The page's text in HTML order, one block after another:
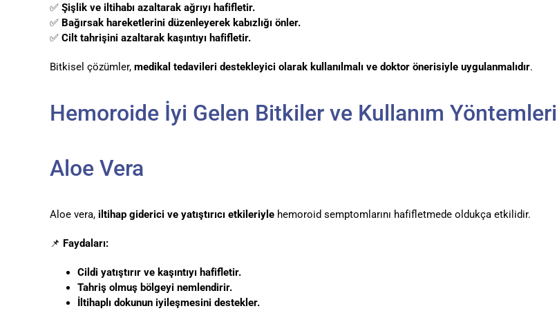
✅ Şişlik ve iltihabı azaltarak ağrıyı hafifletir.
✅ Bağırsak hareketlerini düzenleyerek kabızlığı önler.
✅ Cilt tahrişini azaltarak kaşıntıyı hafifletir.
Bitkisel çözümler, medikal tedavileri destekleyici olarak kullanılmalı ve doktor önerisiyle uygulanmalıdır.
Hemoroide İyi Gelen Bitkiler ve Kullanım Yöntemleri
Aloe Vera
Aloe vera, iltihap giderici ve yatıştırıcı etkileriyle hemoroid semptomlarını hafifletmede oldukça etkilidir.
📌 Faydaları:
Cildi yatıştırır ve kaşıntıyı hafifletir.
Tahriş olmuş bölgeyi nemlendirir.
İltihaplı dokunun iyileşmesini destekler.